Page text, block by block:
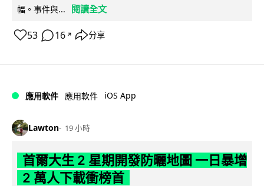
幅。事件與...
閱讀全文
53 16 ↗ 分享
應用軟件 應用軟件 iOS App
Lawton 19 小時
首爾大生 2 星期開發防曬地圖 一日暴增
2 萬人下載衝榜首